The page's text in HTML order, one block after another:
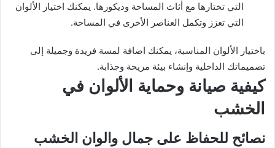
التي تختارها مع أثاث المساحة وديكورها. يمكنك اختيار الألوان
التي تعزز وتكمل العناصر الأخرى في المساحة.
باختيار الألوان المناسبة، يمكنك اضافة لمسة فريدة وجميلة إلى
تصميماتك الداخلية وإنشاء بيئة مريحة وجذابة.
كيفية صيانة وحماية الألوان في
الخشب
نصائح للحفاظ على جمال والوان الخشب